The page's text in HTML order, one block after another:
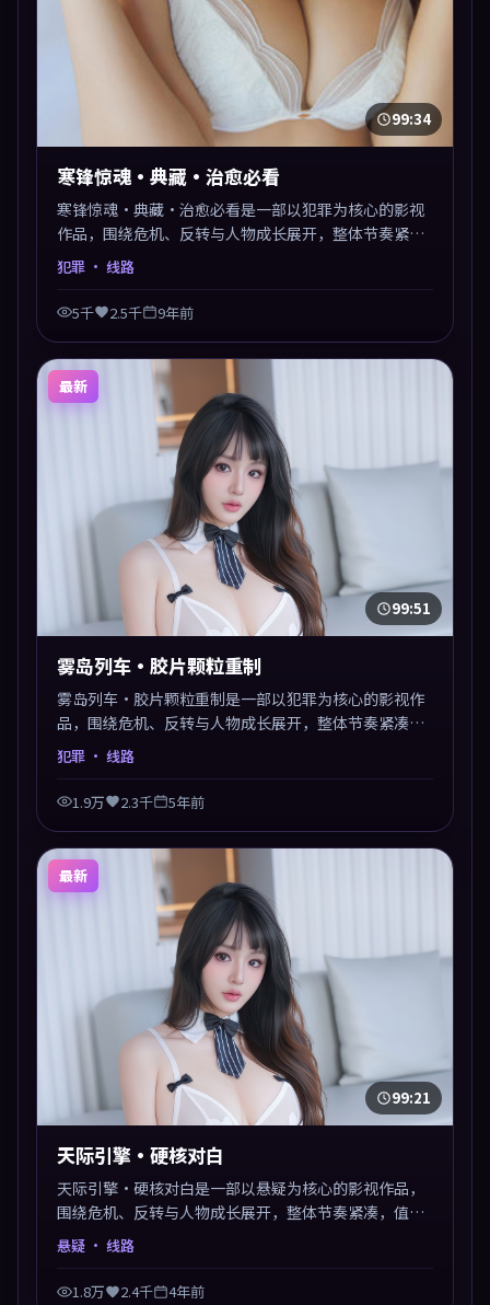
99:34
寒锋惊魂·典藏·治愈必看
寒锋惊魂·典藏·治愈必看是一部以犯罪为核心的影视
作品，围绕危机、反转与人物成长展开，整体节奏紧
凑，值得推荐观看。
犯罪 · 线路
5千 2.5千 9年前
最新
99:51
雾岛列车·胶片颗粒重制
雾岛列车·胶片颗粒重制是一部以犯罪为核心的影视作
品，围绕危机、反转与人物成长展开，整体节奏紧凑，
值得推荐观看。
犯罪 · 线路
1.9万 2.3千 5年前
最新
99:21
天际引擎·硬核对白
天际引擎·硬核对白是一部以悬疑为核心的影视作品，
围绕危机、反转与人物成长展开，整体节奏紧凑，值得
推荐观看。
悬疑 · 线路
1.8万 2.4千 4年前